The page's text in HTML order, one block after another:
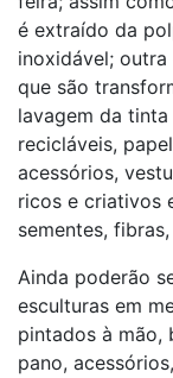
é extraído da
inoxidável;
que são
lavagem da
recicláveis,
acessórios,
ricos e criativos
sementes,
Ainda poderão
esculturas em
pintados à mão,
pano,